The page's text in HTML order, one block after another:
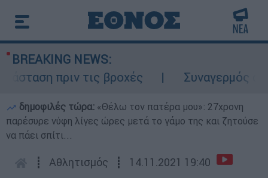
BREAKING NEWS:
πριν τις βροχές
Συναγερμός στον
δημοφιλές τώρα: «Θέλω τον πατέρα μου»: 27χρονη
παρέσυρε νύφη λίγες ώρες μετά το γάμο της και ζητούσε
να πάει σπίτι...
┋ Αθλητισμός ┋ 14.11.2021 19:40